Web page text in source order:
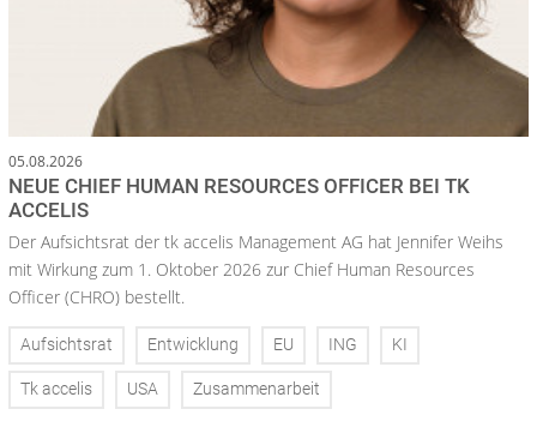
05.08.2026
NEUE CHIEF HUMAN RESOURCES OFFICER BEI TK
ACCELIS
Der Aufsichtsrat der tk accelis Management AG hat Jennifer Weihs
mit Wirkung zum 1. Oktober 2026 zur Chief Human Resources
Officer (CHRO) bestellt.
Aufsichtsrat Entwicklung EU ING KI
Tk accelis USA Zusammenarbeit